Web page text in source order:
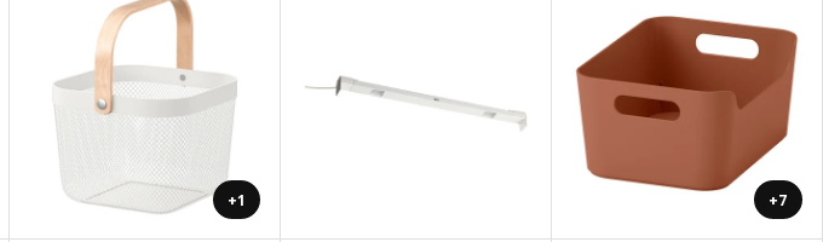
+1 +7